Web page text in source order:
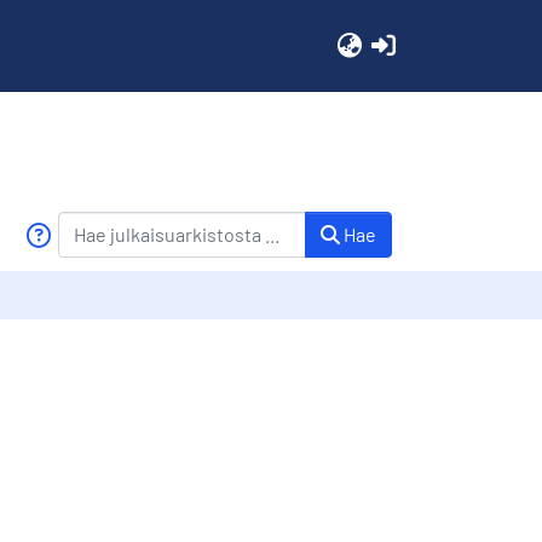
Hae